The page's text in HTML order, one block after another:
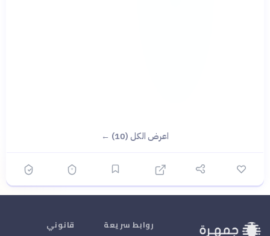
اعرض الكل (10) ←
روابط سريعة قانوني